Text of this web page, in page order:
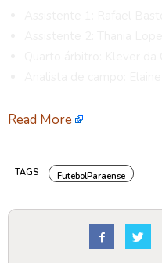
Read More
TAGS FutebolParaense